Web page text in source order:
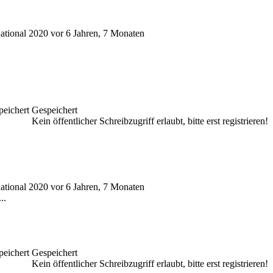
2020 vor 6 Jahren, 7 Monaten
Gespeichert
Kein öffentlicher Schreibzugriff erlaubt, bitte erst registrieren!
2020 vor 6 Jahren, 7 Monaten
Gespeichert
Kein öffentlicher Schreibzugriff erlaubt, bitte erst registrieren!